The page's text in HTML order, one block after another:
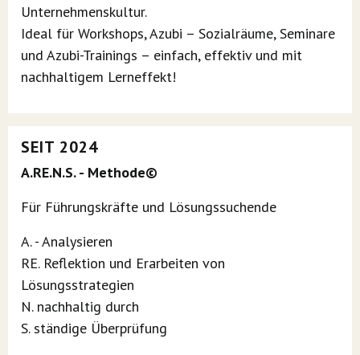
Unternehmenskultur.
Ideal für Workshops, Azubi – Sozialräume, Seminare
und Azubi-Trainings – einfach, effektiv und mit
nachhaltigem Lerneffekt!
SEIT 2024
A.RE.N.S. - Methode©
Für Führungskräfte und Lösungssuchende
A. - Analysieren
RE. Reflektion und Erarbeiten von
Lösungsstrategien
N. nachhaltig durch
S. ständige Überprüfung